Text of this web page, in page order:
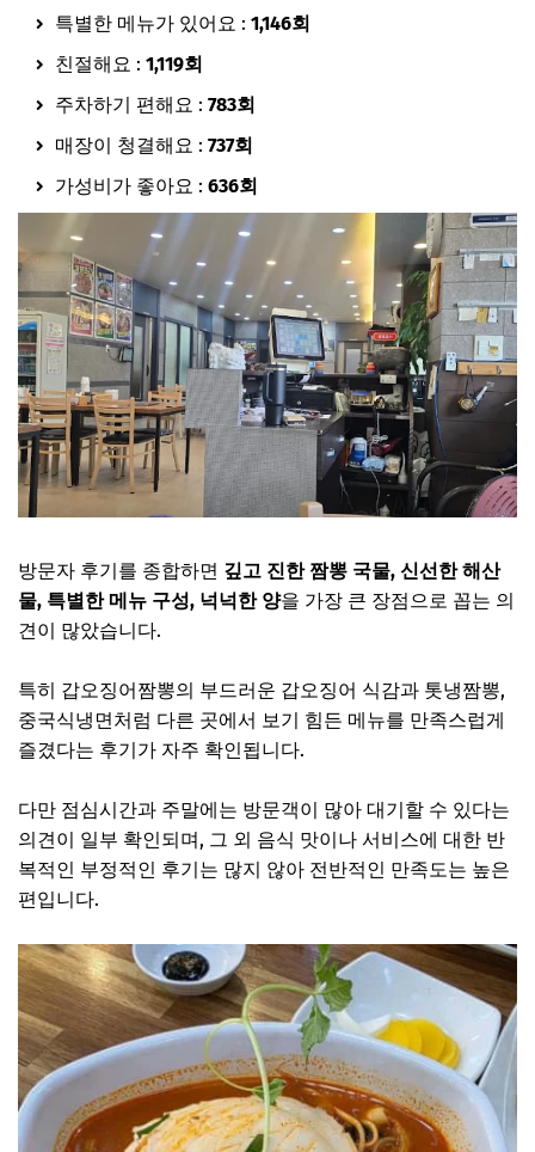
특별한 메뉴가 있어요 : 1,146회
친절해요 : 1,119회
주차하기 편해요 : 783회
매장이 청결해요 : 737회
가성비가 좋아요 : 636회
방문자 후기를 종합하면 깊고 진한 짬뽕 국물, 신선한 해산
물, 특별한 메뉴 구성, 넉넉한 양을 가장 큰 장점으로 꼽는 의
견이 많았습니다.
특히 갑오징어짬뽕의 부드러운 갑오징어 식감과 톳냉짬뽕,
중국식냉면처럼 다른 곳에서 보기 힘든 메뉴를 만족스럽게
즐겼다는 후기가 자주 확인됩니다.
다만 점심시간과 주말에는 방문객이 많아 대기할 수 있다는
의견이 일부 확인되며, 그 외 음식 맛이나 서비스에 대한 반
복적인 부정적인 후기는 많지 않아 전반적인 만족도는 높은
편입니다.